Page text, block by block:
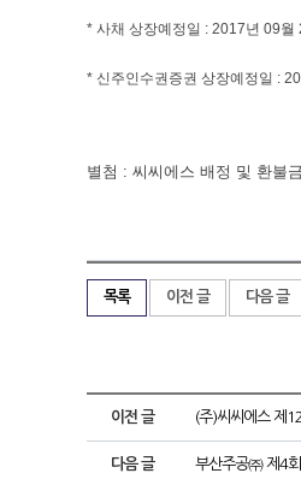
* 사채 상장예정일 : 2017년 09월
* 신주인수권증권 상장예정일 :
별첨 : 씨씨에스 배정 및 환불
목록 이전 글 다음 글
이전 글 (주)씨씨에스 제
다음 글 부산주공㈜ 제4